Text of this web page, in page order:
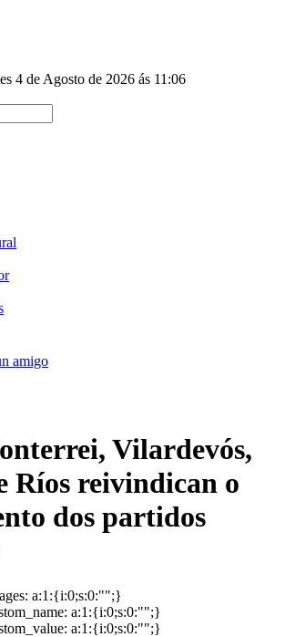
4 de Agosto de 2026 ás 11:06
amigo
Vilardevós,
Ríos reivindican o
dos partidos
a:1:{i:0;s:0:"";}
a:1:{i:0;s:0:"";}
a:1:{i:0;s:0:"";}